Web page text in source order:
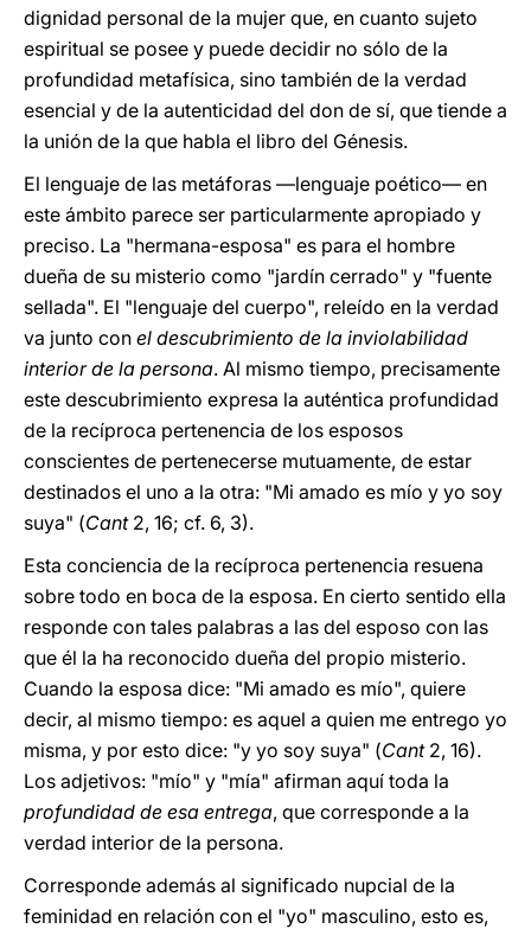
dignidad personal de la mujer que, en cuanto sujeto
espiritual se posee y puede decidir no sólo de la
profundidad metafísica, sino también de la verdad
esencial y de la autenticidad del don de sí, que tiende a
la unión de la que habla el libro del Génesis.
El lenguaje de las metáforas —lenguaje poético— en
este ámbito parece ser particularmente apropiado y
preciso. La "hermana-esposa" es para el hombre
dueña de su misterio como "jardín cerrado" y "fuente
sellada". El "lenguaje del cuerpo", releído en la verdad
va junto con el descubrimiento de la inviolabilidad
interior de la persona. Al mismo tiempo, precisamente
este descubrimiento expresa la auténtica profundidad
de la recíproca pertenencia de los esposos
conscientes de pertenecerse mutuamente, de estar
destinados el uno a la otra: "Mi amado es mío y yo soy
suya" (Cant 2, 16; cf. 6, 3).
Esta conciencia de la recíproca pertenencia resuena
sobre todo en boca de la esposa. En cierto sentido ella
responde con tales palabras a las del esposo con las
que él la ha reconocido dueña del propio misterio.
Cuando la esposa dice: "Mi amado es mío", quiere
decir, al mismo tiempo: es aquel a quien me entrego yo
misma, y por esto dice: "y yo soy suya" (Cant2, 16).
Los adjetivos: "mío" y "mía" afirman aquí toda la
profundidad de esa entrega, que corresponde a la
verdad interior de la persona.
Corresponde además al significado nupcial de la
feminidad en relación con el "yo" masculino, esto es,